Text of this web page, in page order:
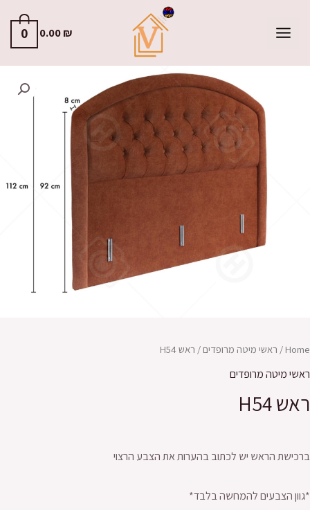
0.00₪
0
Home
/ ראשי מיטה מרופדים / ראש H54
ראשי מיטה מרופדים
ראש H54
ברכישת הראש יש לכתוב בהערות את הצבע הרצוי
*גוון הצבעים להמחשה בלבד*